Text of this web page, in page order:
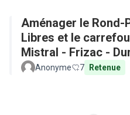
Aménager le Rond-
Libres et le
Mistral - Frizac -
Anonyme 7 Retenue